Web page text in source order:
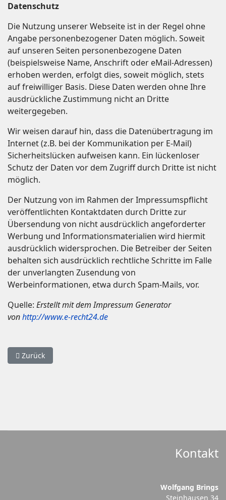
Datenschutz
Die Nutzung unserer Webseite ist in der Regel ohne
Angabe personenbezogener Daten möglich. Soweit
auf unseren Seiten personenbezogene Daten
(beispielsweise Name, Anschrift oder eMail-Adressen)
erhoben werden, erfolgt dies, soweit möglich, stets
auf freiwilliger Basis. Diese Daten werden ohne Ihre
ausdrückliche Zustimmung nicht an Dritte
weitergegeben.
Wir weisen darauf hin, dass die Datenübertragung im
Internet (z.B. bei der Kommunikation per E-Mail)
Sicherheitslücken aufweisen kann. Ein lückenloser
Schutz der Daten vor dem Zugriff durch Dritte ist nicht
möglich.
Der Nutzung von im Rahmen der Impressumspflicht
veröffentlichten Kontaktdaten durch Dritte zur
Übersendung von nicht ausdrücklich angeforderter
Werbung und Informationsmaterialien wird hiermit
ausdrücklich widersprochen. Die Betreiber der Seiten
behalten sich ausdrücklich rechtliche Schritte im Falle
der unverlangten Zusendung von
Werbeinformationen, etwa durch Spam-Mails, vor.
Quelle: Erstellt mit dem Impressum Generator
vonhttp://www.e-recht24.de
Vorheriger Beitrag: Datenschutz
Zurück
Kontakt
Wolfgang Brings
Steinhausen 34